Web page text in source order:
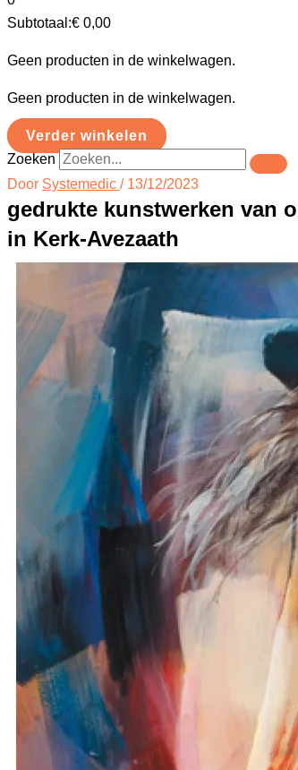
Subtotaal:€ 0,00
Geen producten in de winkelwagen.
Geen producten in de winkelwagen.
Verder winkelen
Zoeken
Door Systemedic / 13/12/2023
gedrukte kunstwerken van
in Kerk-Avezaath